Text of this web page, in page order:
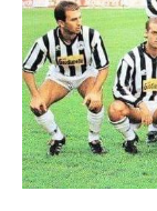
Calendari e Risultati
Classifiche